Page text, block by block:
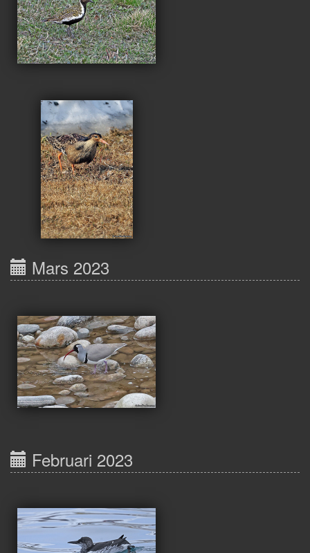
Mars 2023
Februari 2023